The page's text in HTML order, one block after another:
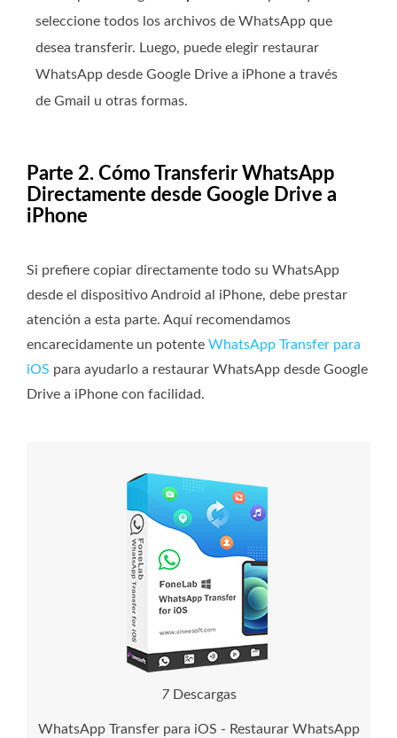
seleccione todos los archivos de WhatsApp que
desea transferir. Luego, puede elegir restaurar
WhatsApp desde Google Drive a iPhone a través
de Gmail u otras formas.
Parte 2. Cómo Transferir WhatsApp
Directamente desde Google Drive a
iPhone
Si prefiere copiar directamente todo su WhatsApp
desde el dispositivo Android al iPhone, debe prestar
atención a esta parte. Aquí recomendamos
encarecidamente un potente WhatsApp Transfer para
iOS para ayudarlo a restaurar WhatsApp desde Google
Drive a iPhone con facilidad.
7Descargas
WhatsApp Transfer para iOS - Restaurar WhatsApp